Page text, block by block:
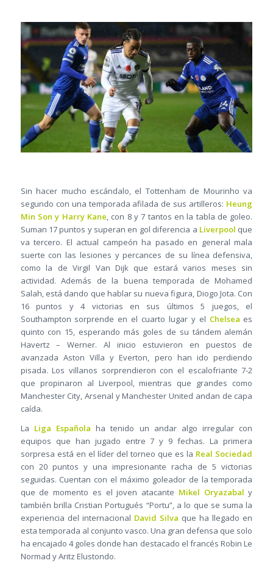
Sin hacer mucho escándalo, el Tottenham de Mourinho va
segundo con una temporada afilada de sus artilleros: Heung
Min Son y Harry Kane, con 8 y 7 tantos en la tabla de goleo.
Suman 17 puntos y superan en gol diferencia a Liverpool que
va tercero. El actual campeón ha pasado en general mala
suerte con las lesiones y percances de su línea defensiva,
como la de Virgil Van Dijk que estará varios meses sin
actividad. Además de la buena temporada de Mohamed
Salah, está dando que hablar su nueva figura, Diogo Jota. Con
16 puntos y 4 victorias en sus últimos 5 juegos, el
Southampton sorprende en el cuarto lugar y el Chelsea es
quinto con 15, esperando más goles de su tándem alemán
Havertz – Werner. Al inicio estuvieron en puestos de
avanzada Aston Villa y Everton, pero han ido perdiendo
pisada. Los villanos sorprendieron con el escalofriante 7-2
que propinaron al Liverpool, mientras que grandes como
Manchester City, Arsenal y Manchester United andan de capa
caída.
La Liga Española ha tenido un andar algo irregular con
equipos que han jugado entre 7 y 9 fechas. La primera
sorpresa está en el líder del torneo que es la Real Sociedad
con 20 puntos y una impresionante racha de 5 victorias
seguidas. Cuentan con el máximo goleador de la temporada
que de momento es el joven atacante Mikel Oryazabal y
también brilla Cristian Portugués “Portu”, a lo que se suma la
experiencia del internacional David Silva que ha llegado en
esta temporada al conjunto vasco. Una gran defensa que solo
ha encajado 4 goles donde han destacado el francés Robin Le
Normad y Aritz Elustondo.